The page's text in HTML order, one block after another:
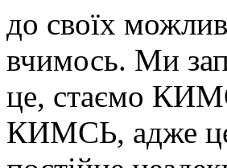
до своїх
вчимось. Ми
це, стаємо
КИМСЬ, адже